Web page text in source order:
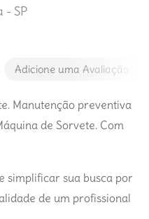
- SP
Adicione uma Avaliação
Manutenção preventiva
de Sorvete. Com
simplificar sua busca por
de um profissional